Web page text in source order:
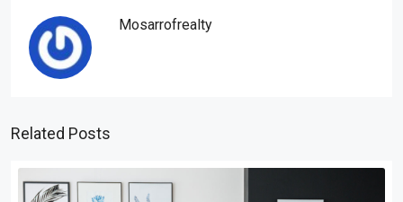
Mosarrofrealty
Related Posts